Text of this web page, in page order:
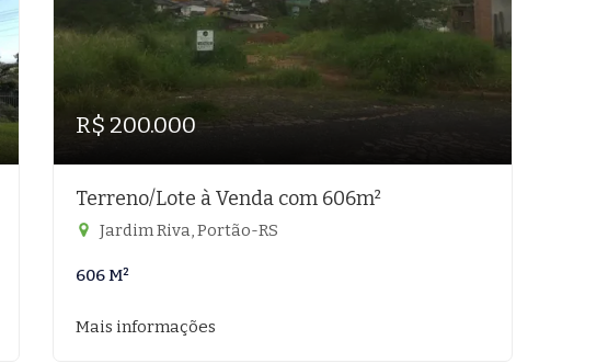
R$ 200.000
Terreno/Lote à Venda com 606m²
Jardim Riva, Portão-RS
606 M²
Mais informações